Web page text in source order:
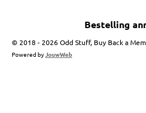
Bestelling
© 2018 - 2026 Odd Stuff, Buy Back a
Powered byJouwWeb